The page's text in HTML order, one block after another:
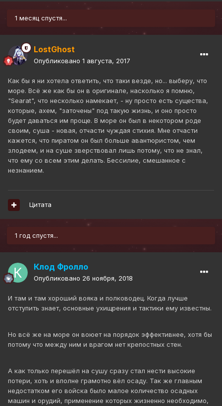
1 месяц спустя...
LostGhost
Опубликовано 1 августа, 2017
Как бы я ни хотела ответить, что таки везде, но... выберу, что
море. Всё же как бы он в оригинале, насколько я помню,
"Searat", что несколько намекает, - ну просто есть существа,
которые, ахем, "заточены" под такую жизнь, и оно просто
будет даваться им проще. В море он был в некотором роде
своим, суша - новая, отчасти чуждая стихия. Мне отчасти
кажется, что пиратом он был больше авантюристом, чем
злодеем, и на суше зверствовал лишь потому, что не знал,
что ему со всем этим делать. Бессилие, смешанное с
незнанием.
Цитата
1 год спустя...
Клод Фролло
Опубликовано 26 ноября, 2018
И там и там хороший вояка и полководец. Когда лучше
отступить знает, основные ухищрения и тактики ему известны.
Но всё же на море он воюет на порядок эффективнее, хотя бы
потому что между ним и врагом нет крепостных стен.
А как только перешёл на сушу сразу стал нести высокие
потери, хоть и вполне грамотно вёл осаду. Так же главным
недостатком его войска было малое количество осадных
машин и орудий, применение которых жизненно необходимо,